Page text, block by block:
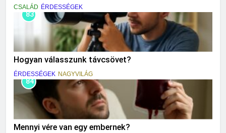
CSALÁD ÉRDESSÉGEK
83
Hogyan válasszunk távcsövet?
ÉRDESSÉGEK NAGYVILÁG
84
Mennyi vére van egy embernek?